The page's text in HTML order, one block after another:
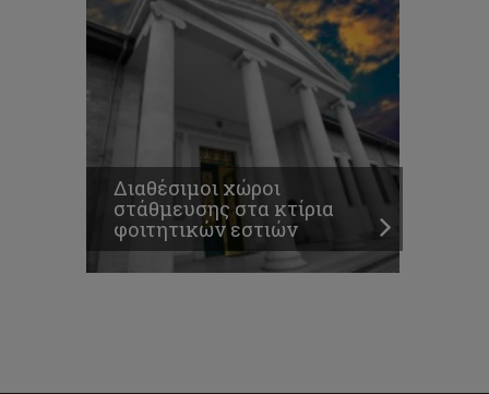
Διαθέσιμοι χώροι
στάθμευσης στα κτίρια
φοιτητικών εστιών